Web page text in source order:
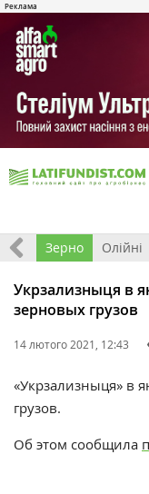
Світ Зерно Олійні
Укрзализныця в
зерновых грузов
14 лютого 2021, 12:43
«Укрзализныця» в
грузов.
Об этом сообщила